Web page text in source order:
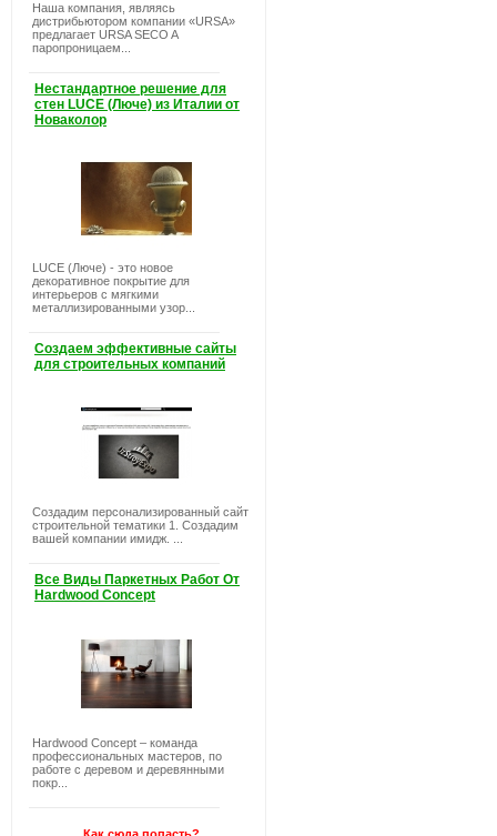
Наша компания, являясь
дистрибьютором компании «URSA»
предлагает URSA SECO A
паропроницаем...
Нестандартное решение для
стен LUCE (Люче) из Италии от
Новаколор
LUCE (Люче) - это новое
декоративное покрытие для
интерьеров с мягкими
металлизированными узор...
Создаем эффективные сайты
для строительных компаний
Создадим персонализированный сайт
строительной тематики 1. Создадим
вашей компании имидж. ...
Все Виды Паркетных Работ От
Hardwood Concept
Hardwood Concept – команда
профессиональных мастеров, по
работе с деревом и деревянными
покр...